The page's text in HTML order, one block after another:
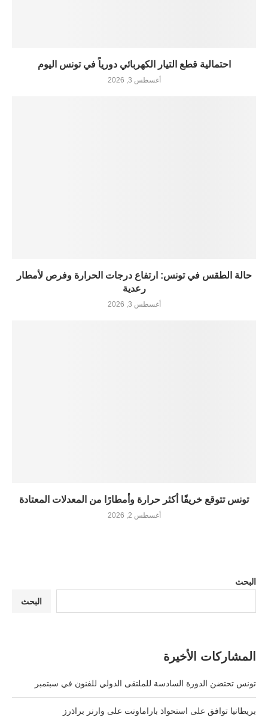
احتمالية قطع التيار الكهربائي دورياً في تونس اليوم
أغسطس 3, 2026
حالة الطقس في تونس: ارتفاع درجات الحرارة وفرص لأمطار
رعدية
أغسطس 3, 2026
تونس تتوقع خريفًا أكثر حرارة وأمطارًا من المعدلات المعتادة
أغسطس 2, 2026
البحث
البحث
المشاركات الأخيرة
تونس تحتضن الدورة السادسة للملتقى الدولي للفنون في سبتمبر
بريطانيا توافق على استحواذ باراماونت على وارنر براذرز